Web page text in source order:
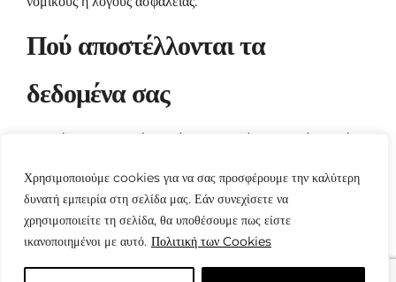
Χρησιμοποιούμε cookies για να σας προσφέρουμε την καλύτερη
δυνατή εμπειρία στη σελίδα μας. Εάν συνεχίσετε να
χρησιμοποιείτε τη σελίδα, θα υποθέσουμε πως είστε
ικανοποιημένοι με αυτό. Πολιτική των Cookies
Πού αποστέλλονται τα
δεδομένα σας
Τα σχόλια επισκεπτών ενδέχεται να ελέγχονται μέσω ενός
αλληλογραφίας.